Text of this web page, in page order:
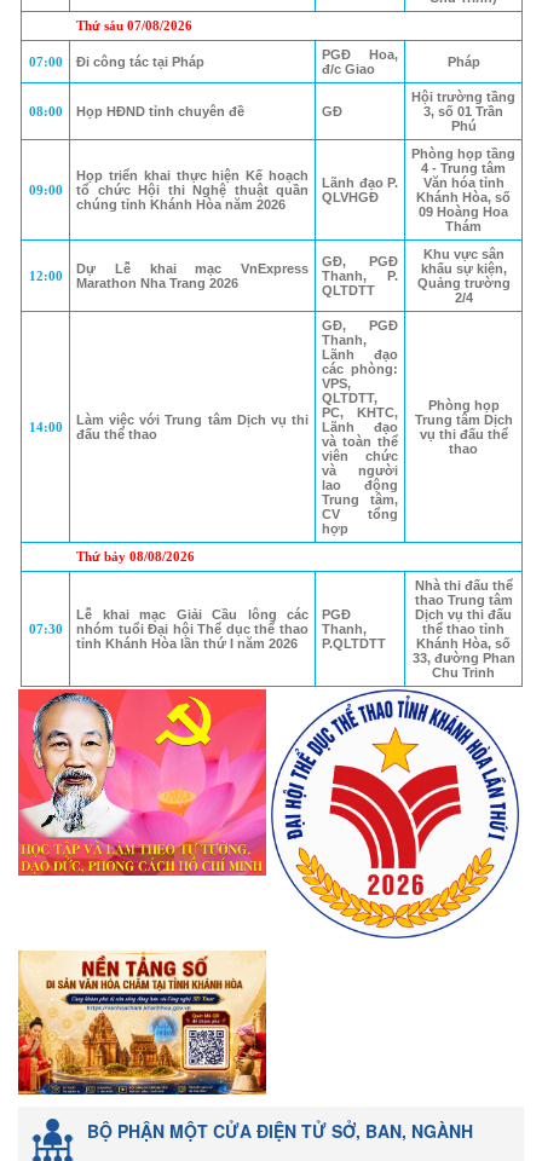
Thứ sáu 07/08/2026
07:00 Đi công tác tại Pháp
PGĐ Hoa,
đ/c Giao
Pháp
08:00 Họp HĐND tỉnh chuyên đề GĐ
Hội trường tầng
3, số 01 Trần
Phú
09:00
Họp triển khai thực hiện Kế hoạch
tổ chức Hội thi Nghệ thuật quần
chúng tỉnh Khánh Hòa năm 2026
Lãnh đạo P.
QLVHGĐ
Phòng họp tầng
4 - Trung tâm
Văn hóa tỉnh
Khánh Hòa, số
09 Hoàng Hoa
Thám
12:00
Dự Lễ khai mạc VnExpress
Marathon Nha Trang 2026
GĐ, PGĐ
Thanh, P.
QLTDTT
Khu vực sân
khấu sự kiện,
Quảng trường
2/4
14:00
Làm việc với Trung tâm Dịch vụ thi
đấu thể thao
GĐ, PGĐ
Thanh,
Lãnh đạo
các phòng:
VPS,
QLTDTT,
PC, KHTC,
Lãnh đạo
và toàn thể
viên chức
và người
lao động
Trung tâm,
CV tổng
hợp
Phòng họp
Trung tâm Dịch
vụ thi đấu thể
thao
Thứ bảy 08/08/2026
07:30
Lễ khai mạc Giải Cầu lông các
nhóm tuổi Đại hội Thể dục thể thao
tỉnh Khánh Hòa lần thứ I năm 2026
PGĐ
Thanh,
P.QLTDTT
Nhà thi đấu thể
thao Trung tâm
Dịch vụ thi đấu
thể thao tỉnh
Khánh Hòa, số
33, đường Phan
Chu Trinh
BỘ PHẬN MỘT CỬA ĐIỆN TỬ SỞ, BAN, NGÀNH